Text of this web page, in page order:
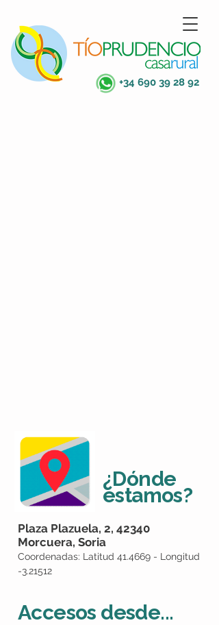
+34 690 39 28 92
¿Dónde
estamos?
Plaza Plazuela, 2, 42340
Morcuera, Soria
Coordenadas: Latitud 41.4669 - Longitud
-3.21512
Accesos desde...